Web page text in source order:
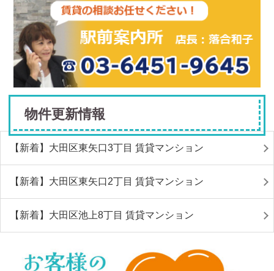
物件更新情報
【新着】大田区東矢口3丁目 賃貸マンション
【新着】大田区東矢口2丁目 賃貸マンション
【新着】大田区池上8丁目 賃貸マンション